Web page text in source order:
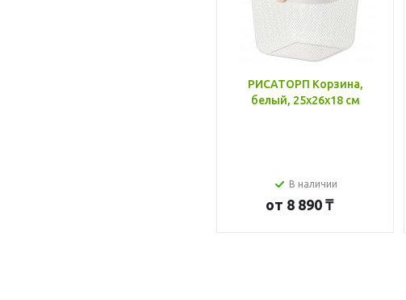
РИСАТОРП Корзина,
белый, 25x26x18 см
В наличии
от 8 890 ₸